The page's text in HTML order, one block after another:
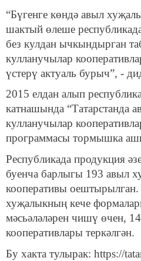
“Бүгенге көндә авыл
шактый өлеше
без кулдан ычкындырган
кулланучылар
үстерү актуаль бурыч”, -
2015 елдан алып
катнашында “Татарстанда
кулланучылар
программасы тормышка
Республикада продукция
буенча барлыгы 193 авыл
кооперативы
хуҗалыкның кече
мәсьәләләрен чишү өчен,
кооперативлары теркәлгән.
Бу хакта тулырак: https://